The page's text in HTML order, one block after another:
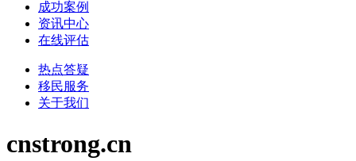
成功案例
资讯中心
在线评估
热点答疑
移民服务
关于我们
cnstrong.cn